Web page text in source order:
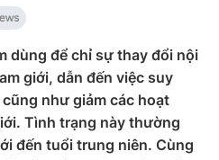
dùng để chỉ sự thay đổi nội
giới, dẫn đến việc suy
như giảm các hoạt
Tình trạng này thường
đến tuổi trung niên. Cùng